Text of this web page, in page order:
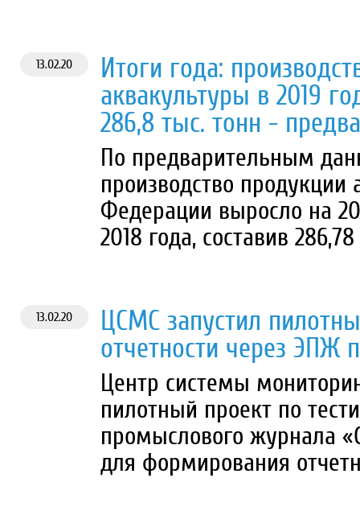
13.02.20
Итоги года:
аквакультуры в 2019
286,8 тыс. тонн -
По предварительным
производство продукции
Федерации выросло на
2018 года, составив
13.02.20
ЦСМС запустил
отчетности через
Центр системы
пилотный проект по
промыслового журнала
для формирования